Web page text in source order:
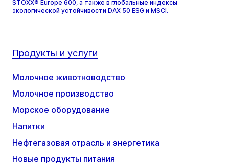
STOXX® Europe 600, а также в глобальные индексы
экологической устойчивости DAX 50 ESG и MSCI.
Продукты и услуги
Молочное животноводство
Молочное производство
Морское оборудование
Напитки
Нефтегазовая отрасль и энергетика
Новые продукты питания